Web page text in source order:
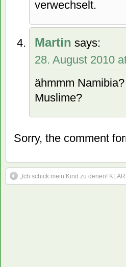
verwechselt.
Martin says:
28. August 2010
ähmmm
Muslime?
Sorry, the comment
„Ich schick mein Kind zu denen!